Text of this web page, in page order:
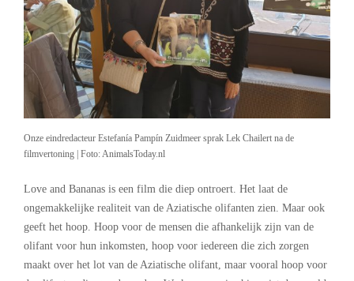
Onze eindredacteur Estefanía Pampín Zuidmeer sprak Lek Chailert na de
filmvertoning | Foto: AnimalsToday.nl
Love and Bananas is een film die diep ontroert. Het laat de
ongemakkelijke realiteit van de Aziatische olifanten zien. Maar ook
geeft het hoop. Hoop voor de mensen die afhankelijk zijn van de
olifant voor hun inkomsten, hoop voor iedereen die zich zorgen
maakt over het lot van de Aziatische olifant, maar vooral hoop voor